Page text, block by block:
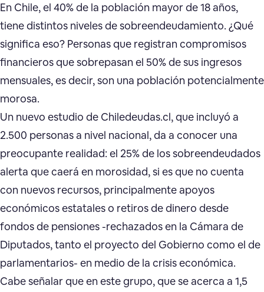
En Chile, el 40% de la población mayor de 18 años,
tiene distintos niveles de sobreendeudamiento. ¿Qué
significa eso? Personas que registran compromisos
financieros que sobrepasan el 50% de sus ingresos
mensuales, es decir, son una población potencialmente
morosa.
Un nuevo estudio de Chiledeudas.cl, que incluyó a
2.500 personas a nivel nacional, da a conocer una
preocupante realidad: el 25% de los sobreendeudados
alerta que caerá en morosidad, si es que no cuenta
con nuevos recursos, principalmente apoyos
económicos estatales o retiros de dinero desde
fondos de pensiones -rechazados en la Cámara de
Diputados, tanto el proyecto del Gobierno como el de
parlamentarios- en medio de la crisis económica.
Cabe señalar que en este grupo, que se acerca a 1,5